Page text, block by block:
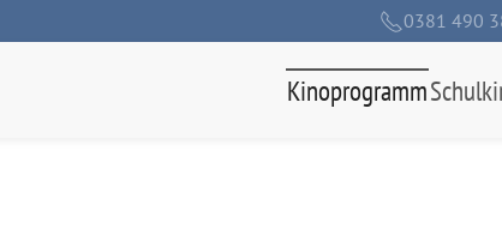
0381 490
Kinoprogramm